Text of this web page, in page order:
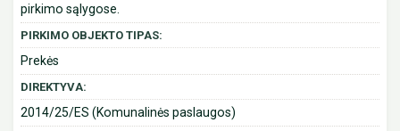
pirkimo sąlygose.
PIRKIMO OBJEKTO TIPAS:
Prekės
DIREKTYVA:
2014/25/ES (Komunalinės paslaugos)